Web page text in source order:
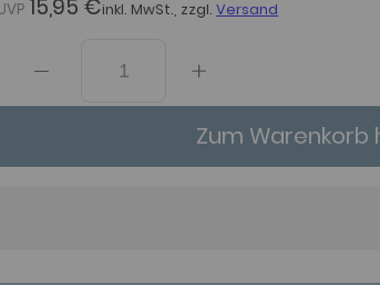
15,95 €inkl. MwSt., zzgl. Versand
Zum Warenkorb